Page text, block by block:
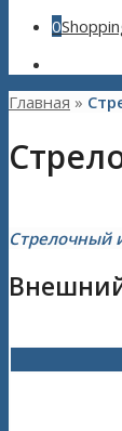
0
Главная »
Стрелочный